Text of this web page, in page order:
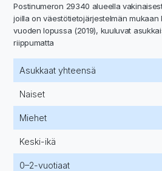
Postinumeron 29340 alueella
joilla on väestötietojärjestelmän mukaan
vuoden lopussa (2019), kuuluvat
riippumatta
Asukkaat yhteensä
Naiset
Miehet
Keski-ikä
0–2-vuotiaat